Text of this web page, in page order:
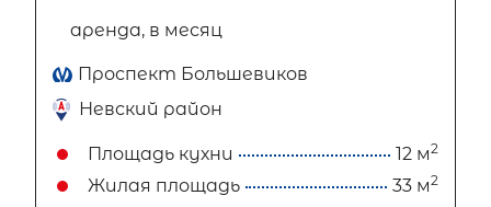
аренда, в месяц
Проспект Большевиков
Невский район
Площадь кухни 12 м2
Жилая площадь 33 м2